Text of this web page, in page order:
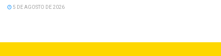
5 DE AGOSTO DE 2026